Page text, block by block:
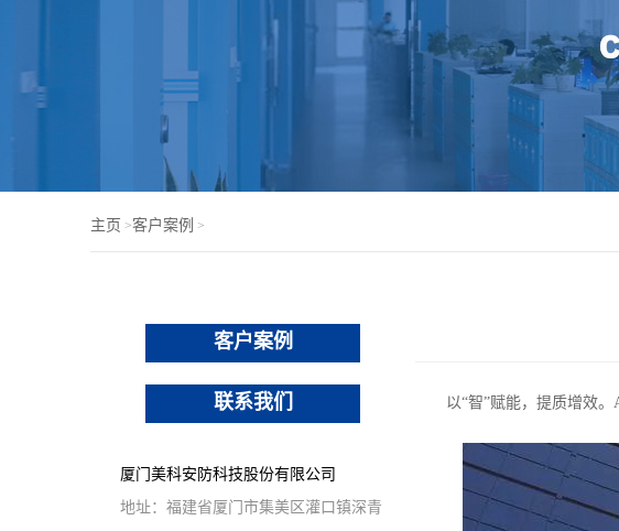
寄存柜锁
智能电子锁
机箱机柜锁/把手锁
锁芯/按压锁
办公家具锁
3C
主页 >客户案例 >
客户案例
联系我们
厦门美科安防科技股份有限公司
地址：福建省厦门市集美区灌口镇深青
以“智”赋能，提质增效。A